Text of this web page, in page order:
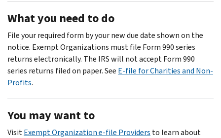
What you need to do
File your required form by your new due date shown on the
notice. Exempt Organizations must file Form 990 series
returns electronically. The IRS will not accept Form 990
series returns filed on paper. See E-file for Charities and Non-
Profits.
You may want to
VisitExempt Organization e-file Providers to learn about